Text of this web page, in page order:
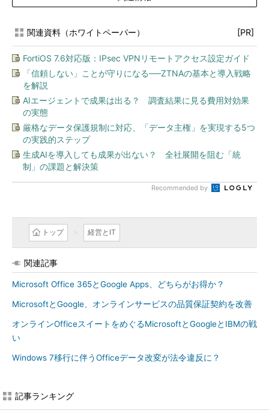
関連資料（ホワイトペーパー） [PR]
FortiOS 7.6対応版：IPsec VPNリモートアクセス設定ガイド
「信頼しない」ことが守りになる──ZTNAの基本と導入戦略
を解説
AIエージェントで成果は出る？ 調査結果に見る費用対効果
の実態
厳格なデータ保護規制に対応、「データ主権」を実現する5つ
の実践的ステップ
生成AIを導入しても成果が出ない？ 全社展開を阻む「統
制」の課題と解決策
Recommended by
トップ 経営とIT
関連記事
Microsoft Office 365とGoogle Apps、どちらがお得か？
MicrosoftとGoogle、オンラインサービスの品質保証契約を改善
オンラインOfficeスイートをめぐるMicrosoftとGoogleとIBMの戦
い
Windows 7移行に伴うOfficeデータ改変が法令違反に？
記事ランキング